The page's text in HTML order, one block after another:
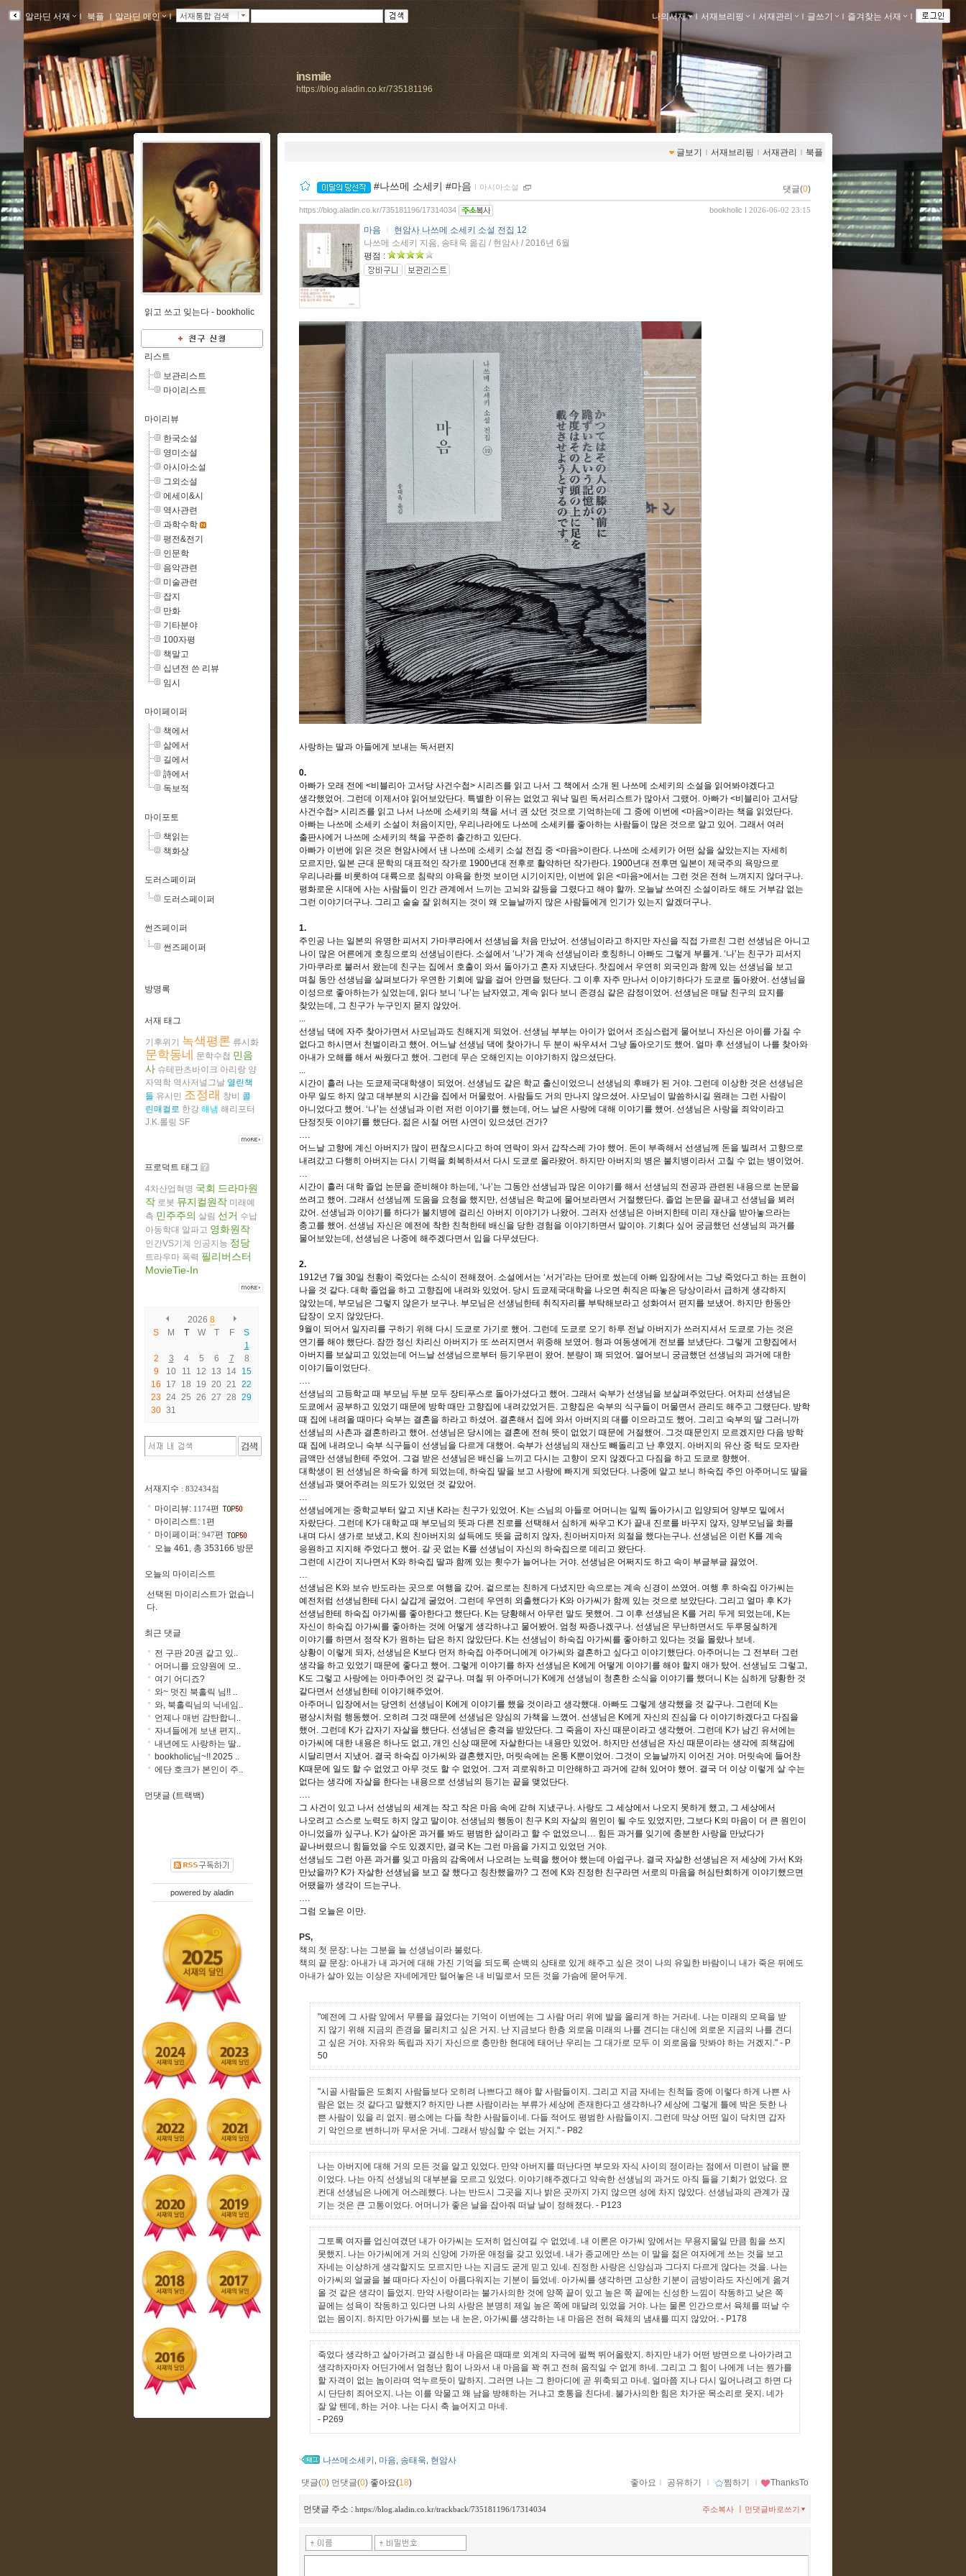
알라딘 서재 ｌ 북플 ｌ알라딘 메인 ｌ 서재통합 검색 나의서재 ｌ 서재브리핑 ｌ 서재관리 ｌ 글쓰기 ｌ 즐겨찾는 서재 ｌ
insmile
https://blog.aladin.co.kr/735181196
글보기 ｌ 서재브리핑 ｌ 서재관리 ｌ 북플
#나쓰메 소세키 #마음 ｌ 아시아소설 댓글(0)
bookholic l 2026-06-02 23:15
https://blog.aladin.co.kr/735181196/17314034
마음
현암사 나쓰메 소세키 소설 전집 12
나쓰메 소세키 지음, 송태욱 옮김 / 현암사 / 2016년 6월
평점 :
사랑하는 딸과 아들에게 보내는 독서편지
0.
아빠가 오래 전에 <비블리아 고서당 사건수첩> 시리즈를 읽고 나서 그 책에서 소개 된 나쓰메 소세키의 소설을 읽어봐야겠다고
생각했었어 . 그런데 이제서야 읽어보았단다. 특별한 이유는 없었고 워낙 밀린 독서리스트가 많아서 그랬어 . 아빠가 <비블리아 고서당
사건수첩> 시리즈를 읽고 나서 나쓰메 소세키의 책을 서너 권 샀던 것으로 기억하는데 그 중에 이번에 <마음>이라는 책을 읽었단다.
아빠는 나쓰메 소세키 소설이 처음이지만, 우리나라에도 나쓰메 소세키를 좋아하는 사람들이 많은 것으로 알고 있어 . 그래서 여러
출판사에거 나쓰메 소세키의 책을 꾸준히 출간하고 있단다.
아빠가 이번에 읽은 것은 현암사에서 낸 나쓰메 소세키 소설 전집 중 <마음>이란다. 나쓰메 소세키가 어떤 삶을 살았는지는 자세히
모르지만, 일본 근대 문학의 대표적인 작가로 1900년대 전후로 활약하던 작가란다. 1900년대 전후면 일본이 제국주의 욕망으로
우리나라를 비롯하여 대륙으로 침략의 야욕을 한껏 보이던 시기이지만, 이번에 읽은 <마음>에서는 그런 것은 전혀 느껴지지 않더구나.
평화로운 시대에 사는 사람들이 인간 관계에서 느끼는 고뇌와 갈등을 그렸다고 해야 할까. 오늘날 쓰여진 소설이라도 해도 거부감 없는
그런 이야기더구나. 그리고 술술 잘 읽혀지는 것이 왜 오늘날까지 많은 사람들에게 인기가 있는지 알겠더구나.
1.
주인공 나는 일본의 유명한 피서지 가마쿠라에서 선생님을 처음 만났어 . 선생님이라고 하지만 자신을 직접 가르친 그런 선생님은 아니고
나이 많은 어른에게 호칭으로의 선생님이란다. 소설에서 ‘나’가 계속 선생님이라 호칭하니 아빠도 그렇게 부를게 . ‘나’는 친구가 피서지
가마쿠라로 불러서 왔는데 친구는 집에서 호출이 와서 돌아가고 혼자 지냈단다. 찻집에서 우연히 외국인과 함께 있는 선생님을 보고
며칠 동안 선생님을 살펴보다가 우연한 기회에 말을 걸어 안면을 텄단다. 그 이후 자주 만나서 이야기하다가 도쿄로 돌아왔어 . 선생님을
이성으로 좋아하는가 싶었는데 , 읽다 보니 ‘나’는 남자였고, 계속 읽다 보니 존경심 같은 감정이었어 . 선생님은 매달 친구의 묘지를
찾았는데 , 그 친구가 누구인지 묻지 않았어 .
...
선생님 댁에 자주 찾아가면서 사모님과도 친해지게 되었어 . 선생님 부부는 아이가 없어서 조심스럽게 물어보니 자신은 아이를 가질 수
없다고 하시면서 천벌이라고 했어 . 어느날 선생님 댁에 찾아가니 두 분이 싸우셔서 그냥 돌아오기도 했어 . 얼마 후 선생님이 나를 찾아와
아내가 오해를 해서 싸웠다고 했어 . 그런데 무슨 오해인지는 이야기하지 않으셨단다.
...
시간이 흘러 나는 도쿄제국대학생이 되었어 . 선생님도 같은 학교 출신이었으니 선생님의 후배가 된 거야. 그런데 이상한 것은 선생님은
아무 일도 하지 않고 대부분의 시간을 집에서 머물렀어 . 사람들도 거의 만나지 않으셨어 . 사모님이 말씀하시길 원래는 그런 사람이
아니었다고 했어 . ‘나’는 선생님과 이런 저런 이야기를 했는데 , 어느 날은 사랑에 대해 이야기를 했어 . 선생님은 사랑을 죄악이라고
단정짓듯 이야기를 했단다. 젊은 시절 어떤 사연이 있으셨던 건가?
….
어느날 고향에 계신 아버지가 많이 편찮으시다고 하여 연락이 와서 갑작스레 가야 했어 . 돈이 부족해서 선생님께 돈을 빌려서 고향으로
내려갔고 다행히 아버지는 다시 기력을 회복하셔서 다시 도쿄로 올라왔어 . 하지만 아버지의 병은 불치병이라서 고칠 수 없는 병이었어 .
…
시간이 흘러 대학 졸업 논문을 준비해야 하는데 , ‘나’는 그동안 선생님과 많은 이야기를 해서 선생님의 전공과 관련된 내용으로 논문을
쓰려고 했어 . 그래서 선생님께 도움을 요청을 했지만, 선생님은 학교에 물어보라면서 거절했단다. 졸업 논문을 끝내고 선생님을 뵈러
갔어 . 선생님과 이야기를 하다가 불치병에 걸리신 아버지 이야기가 나왔어 . 그러자 선생님은 아버지한테 미리 재산을 받아놓으라는
충고를 했어 . 선생님 자신은 예전에 착한 친척한테 배신을 당한 경험을 이야기하면서 말이야. 기회다 싶어 궁금했던 선생님의 과거를
물어보았는데 , 선생님은 나중에 해주겠다면서 입을 다무셨단다.
2.
1912년 7월 30일 천황이 죽었다는 소식이 전해졌어 . 소설에서는 ‘서거’라는 단어로 썼는데 아빠 입장에서는 그냥 죽었다고 하는 표현이
나을 것 같다. 대학 졸업을 하고 고향집에 내려와 있었어 . 당시 됴쿄제국대학을 나오면 취직은 따놓은 당상이라서 급하게 생각하지
않았는데 , 부모님은 그렇지 않은가 보구나. 부모님은 선생님한테 취직자리를 부탁해보라고 성화여서 편지를 보냈어 . 하지만 한동안
답장이 오지 않았단다.
9월이 되어서 일자리를 구하기 위해 다시 도쿄로 가기로 했어 . 그런데 도쿄로 오기 하루 전날 아버지가 쓰러지셔서 도쿄로 가는 것은
연기를 해야 했단다. 잠깐 정신 차리신 아버지가 또 쓰러지면서 위중해 보였어 . 형과 여동생에게 전보를 보냈단다. 그렇게 고향집에서
아버지를 보살피고 있었는데 어느날 선생님으로부터 등기우편이 왔어 . 분량이 꽤 되었어 . 열어보니 궁금했던 선생님의 과거에 대한
이야기들이었단다.
….
선생님의 고등학교 때 부모님 두분 모두 장티푸스로 돌아가셨다고 했어 . 그래서 숙부가 선생님을 보살펴주었단다. 어차피 선생님은
도쿄에서 공부하고 있었기 때문에 방학 때만 고향집에 내려갔었거든. 고향집은 숙부의 식구들이 머물면서 관리도 해주고 그랬단다. 방학
때 집에 내려올 때마다 숙부는 결혼을 하라고 하셨어 . 결혼해서 집에 와서 아버지의 대를 이으라고도 했어 . 그리고 숙부의 딸 그러니까
선생님의 사촌과 결혼하라고 했어 . 선생님은 당시에는 결혼에 전혀 뜻이 없었기 때문에 거절했어 . 그것 때문인지 모르겠지만 다음 방학
때 집에 내려오니 숙부 식구들이 선생님을 다르게 대했어 . 숙부가 선생님의 재산도 빼돌리고 난 후였지 . 아버지의 유산 중 턱도 모자란
금액만 선생님한테 주었어 . 그걸 받은 선생님은 배신을 느끼고 다시는 고향이 오지 않겠다고 다짐을 하고 도쿄로 향했어 .
대학생이 된 선생님은 하숙을 하게 되었는데 , 하숙집 딸을 보고 사랑에 빠지게 되었단다. 나중에 알고 보니 하숙집 주인 아주머니도 딸을
선생님과 맺어주려는 의도가 있었던 것 같았어 .
…
선생님에게는 중학교부터 알고 지낸 K라는 친구가 있었어 . K는 스님의 아들로 어머니는 일찍 돌아가시고 입양되어 양부모 밑에서
자랐단다. 그런데 K가 대학교 때 부모님의 뜻과 다른 진로를 선택해서 심하게 싸우고 K가 끝내 진로를 바꾸지 않자, 양부모님을 화를
내며 다시 생가로 보냈고, K의 친아버지의 설득에도 뜻을 굽히지 않자, 친아버지마저 의절을 했다는구나. 선생님은 이런 K를 계속
응원하고 지지해 주었다고 했어 . 갈 곳 없는 K를 선생님이 자신의 하숙집으로 데리고 왔단다.
그런데 시간이 지나면서 K와 하숙집 딸과 함께 있는 횟수가 늘어나는 거야. 선생님은 어쩌지도 하고 속이 부글부글 끓었어 .
…
선생님은 K와 보슈 반도라는 곳으로 여행을 갔어 . 겉으로는 친하게 다녔지만 속으로는 계속 신경이 쓰였어 . 여행 후 하숙집 아가씨는
예전처럼 선생님한테 다시 살갑게 굴었어 . 그런데 우연히 외출했다가 K와 아가씨가 함께 있는 것으로 보았단다. 그리고 얼마 후 K가
선생님한테 하숙집 아가씨를 좋아한다고 했단다. K는 당황해서 아무런 말도 못했어 . 그 이후 선생님은 K를 거리 두게 되었는데 , K는
자신이 하숙집 아가씨를 좋아하는 것에 어떻게 생각하냐고 물어봤어 . 엄청 짜증나겠구나. 선생님은 무난하면서도 두루뭉실하게
이야기를 하면서 정작 K가 원하는 답은 하지 않았단다. K는 선생님이 하숙집 아가씨를 좋아하고 있다는 것을 몰랐나 보네 .
상황이 이렇게 되자, 선생님은 K보다 먼저 하숙집 아주머니에게 아가씨와 결혼하고 싶다고 이야기했단다. 아주머니는 그 전부터 그런
생각을 하고 있었기 때문에 좋다고 했어 . 그렇게 이야기를 하자 선생님은 K에게 어떻게 이야기를 해야 할지 애가 탔어 . 선생님도 그렇고,
K도 그렇고 사랑에는 아마추어인 것 같구나. 며칠 뒤 아주머니가 K에게 선생님이 청혼한 소식을 이야기를 했더니 K는 심하게 당황한 것
같다면서 선생님한테 이야기해주었어 .
아주머니 입장에서는 당연히 선생님이
K에게 이야기를 했을 것이라고 생각했대 . 아빠도 그렇게 생각했을 것 같구나. 그런데 K는
평상시처럼 행동했어 . 오히려 그것 때문에 선생님은 양심의 가책을 느꼈어 . 선생님은 K에게 자신의 진심을 다 이야기하겠다고 다짐을
했어 . 그런데 K가 갑자기 자살을 했단다. 선생님은 충격을 받았단다. 그 죽음이 자신 때문이라고 생각했어 . 그런데 K가 남긴 유서에는
아가씨에 대한 내용은 하나도 없고, 개인 신상 때문에 자살한다는 내용만 있었어 . 하지만 선생님은 자신 때문이라는 생각에 죄책감에
시달리면서 지냈어 . 결국 하숙집 아가씨와 결혼했지만, 머릿속에는 온통 K뿐이었어 . 그것이 오늘날까지 이어진 거야. 머릿속에 들어찬
K때문에 일도 할 수 없었고 아무 것도 할 수 없었어 . 그저 괴로워하고 미안해하고 과거에 갇혀 있어야 했어 . 결국 더 이상 이렇게 살 수는
없다는 생각에 자살을 한다는 내용으로 선생님의 등기는 끝을 맺었단다.
….
그 사건이 있고 나서 선생님의 세계는 작고 작은 마음 속에 갇혀 지냈구나. 사랑도 그 세상에서 나오지 못하게 했고, 그 세상에서
나오려고 스스로 노력도 하지 않고 말이야. 선생님의 행동이 친구 K의 자살의 원인이 될 수도 있었지만, 그보다 K의 마음이 더 큰 원인이
아니었을까 싶구나. K가 살아온 과거를 봐도 평범한 삶이라고 할 수 없었으니 … 힘든 과거를 잊기에 충분한 사랑을 만났다가
끝나버렸으니 힘들었을 수도 있겠지만, 결국 K는 그런 마음을 가지고 있었던 거야.
선생님도 그런 아픈 과거를 잊고 마음의 감옥에서 나오려는 노력을 했어야 했는데 아쉽구나. 결국 자살한 선생님은 저 세상에 가서 K와
만났을까? K가 자살한 선생님을 보고 잘 했다고 칭찬했을까? 그 전에 K와 진정한 친구라면 서로의 마음을 허심탄회하게 이야기했으면
어땠을까 생각이 드는구나.
….
그럼 오늘은 이만.
PS,
책의 첫 문장: 나는 그분을 늘 선생님이라 불렀다.
책의 끝 문장: 아내가 내 과거에 대해 가진 기억을 되도록 순백의 상태로 있게 해주고 싶은 것이 나의 유일한 바람이니 내가 죽은 뒤에도
아내가 살아 있는 이상은 자네에게만 털어놓은 내 비밀로서 모든 것을 가슴에 묻어두게 .
"예전에 그 사람 앞에서 무릎을 끓었다는 기억이 이번에는 그 사람 머리 위에 발을 올리게 하는 거라네. 나는 미래의 모욕을 받
지 않기 위해 지금의 존경을 물리치고 싶은 거지. 난 지금보다 한층 외로움 미래의 나를 견디는 대신에 외로운 지금의 나를 견디
고 싶은 거야. 자유와 독립과 자기 자신으로 충만한 현대에 태어난 우리는 그 대가로 모두 이 외로움을 맛봐야 하는 거겠지." - P
50
"시골 사람들은 도회지 사람들보다 오히려 나쁘다고 해야 할 사람들이지. 그리고 지금 자네는 친척들 중에 이렇다 하게 나쁜 사
람은 없는 것 같다고 말했지? 하지만 나쁜 사람이라는 부류가 세상에 존재한다고 생각하나? 세상에 그렇게 틀에 박은 듯한 나
쁜 사람이 있을 리 없지. 평소에는 다들 착한 사람들이네. 다들 적어도 평범한 사람들이지. 그런데 막상 어떤 일이 닥치면 갑자
기 악인으로 변하니까 무서운 거네. 그래서 방심할 수 없는 거지." - P82
나는 아버지에 대해 거의 모든 것을 알고 있었다. 만약 아버지를 떠난다면 부모와 자식 사이의 정이라는 점에서 미련이 남을 뿐
이었다. 나는 아직 선생님의 대부분을 모르고 있었다. 이야기해주겠다고 약속한 선생님의 과거도 아직 들을 기회가 없었다. 요
컨대 선생님은 나에게 어스레했다. 나는 반드시 그곳을 지나 밝은 곳까지 가지 않으면 성에 차지 않았다. 선생님과의 관계가 끊
기는 것은 큰 고통이었다. 어머니가 좋은 날을 잡아줘 떠날 날이 정해졌다. - P123
그토록 여자를 업신여겼던 내가 아가씨는 도저히 업신여길 수 없었네. 내 이론은 아가씨 앞에서는 무용지물일 만큼 힘을 쓰지
못했지. 나는 아가씨에게 거의 신앙에 가까운 애정을 갖고 있었네. 내가 종교에만 쓰는 이 말을 젊은 여자에게 쓰는 것을 보고
자네는 이상하게 생각할지도 모르지만 나는 지금도 굳게 믿고 있네. 진정한 사랑은 신앙심과 그다지 다르게 않다는 것을. 나는
아가씨의 얼굴을 볼 때마다 자신이 아름다워지는 기분이 들었네. 아가씨를 생각하면 고상한 기분이 금방이라도 자신에게 옮겨
올 것 같은 생각이 들었지. 만약 사랑이라는 불가사의한 것에 양쪽 끝이 있고 높은 쪽 끝에는 신성한 느낌이 작동하고 낮은 쪽
끝에는 성욕이 작동하고 있다면 나의 사랑은 분명히 제일 높은 쪽에 매달려 있었을 거야. 나는 물론 인간으로서 육체를 떠날 수
없는 몸이지. 하지만 아가씨를 보는 내 눈은, 아가씨를 생각하는 내 마음은 전혀 육체의 냄새를 띠지 않았어. - P178
죽었다 생각하고 살아가려고 결심한 내 마음은 때때로 외계의 자극에 펄쩍 뛰어올랐지. 하지만 내가 어떤 방면으로 나아가려고
생각하자마자 어딘가에서 엄청난 힘이 나와서 내 마음을 꽉 쥐고 전혀 움직일 수 없게 하네. 그리고 그 힘이 나에게 너는 뭔가를
할 자격이 없는 놈이라며 억누르듯이 말하지. 그러면 나는 그 한마디에 곧 위축되고 마네. 얼마쯤 지나 다시 일어나려고 하면 다
시 단단히 죄어오지. 나는 이를 악물고 왜 남을 방해하는 거냐고 호통을 친다네. 불가사의한 힘은 차가운 목소리로 웃지. 네가
잘 알 텐데, 하는 거야. 나는 다시 축 늘어지고 마네.
- P269
나쓰메소세키 , 마음, 송태욱, 현암사
댓글(0) 먼댓글(0) 좋아요(18) 좋아요 ｌ 공유하기 ｌ 찜하기 ｌ ThanksTo
먼댓글 주소 : https://blog.aladin.co.kr/trackback/735181196/17314034 먼댓글바로쓰기
주소복사
읽고 쓰고 잊는다 - bookholic
리스트
보관리스트
마이리스트
마이리뷰
한국소설
영미소설
아시아소설
그외소설
에세이&시
역사관련
과학수학
평전&전기
인문학
음악관련
미술관련
잡지
만화
기타분야
100자평
책말고
십년전 쓴 리뷰
임시
마이페이퍼
책에서
삶에서
길에서
詩에서
독보적
마이포토
책읽는
책화상
도러스페이퍼
도러스페이퍼
썬즈페이퍼
썬즈페이퍼
방명록
서재 태그
기후위기 녹색평론 류시화
문학동네 문학수첩 민음
사 슈테판츠바이크 아리랑 양
자역학 역사저널그날 열린책
들 유시민 조정래 창비 콜
린매컬로 한강 해냄 해리포터
J.K.롤링 SF
프로덕트 태그
4차산업혁명 국회 드라마원
작 로봇 뮤지컬원작 미래예
측 민주주의 살림 선거 수납
아동학대 알파고 영화원작
인간VS기계 인공지능 정당
트라우마 폭력 필리버스터
MovieTie-In
2026 8
S
M T W T F
S
1
2
3 4 5 6 7
8
9
10 11 12 13 14 15
16
17 18 19 20 21
22
23 24 25 26 27 28 29
30 31
서재지수 : 832434점
마이리뷰: 1174편
마이리스트: 1 편
마이페이퍼: 947편
오늘 461, 총 353166 방문
오늘의 마이리스트
선택된 마이리스트가 없습니
다.
최근 댓글
전 구판 20권 같고 있..
어머니를 요양원에 모..
여기 어디죠?
와~ 멋진 북홀릭 님!! ..
와, 북홀릭님의 닉네임..
언제나 매번 감탄합니..
자녀들에게 보낸 편지..
내년에도 사랑하는 딸..
bookholic님~!! 2025 ..
에단 호크가 본인이 주..
먼댓글 (트랙백)
powered by aladin